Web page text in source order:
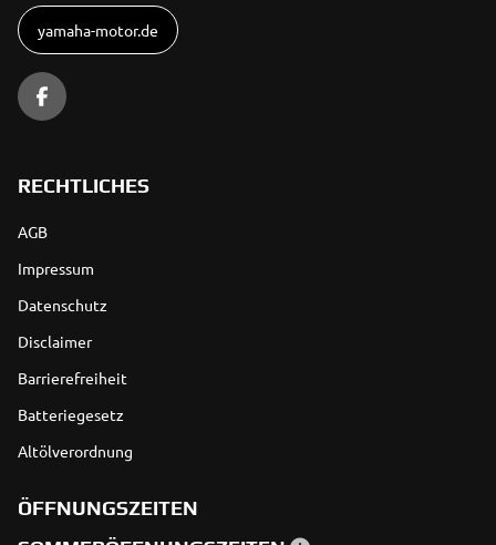
yamaha-motor.de
RECHTLICHES
AGB
Impressum
Datenschutz
Disclaimer
Barrierefreiheit
Batteriegesetz
Altölverordnung
ÖFFNUNGSZEITEN